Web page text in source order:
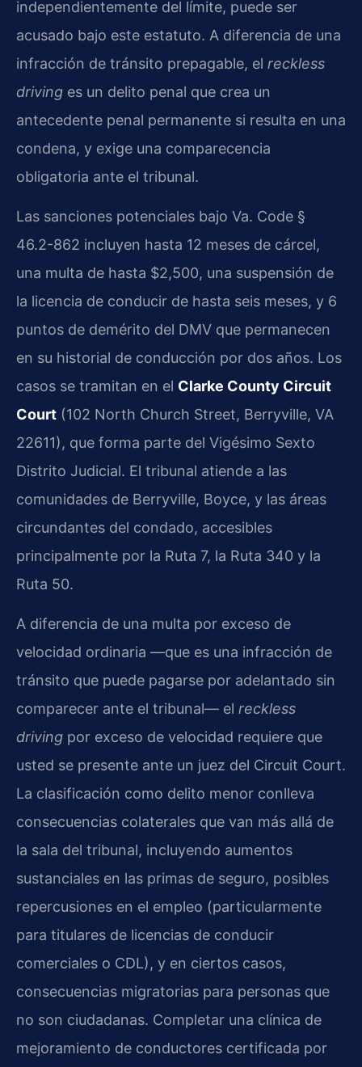
independientemente del límite, puede ser
acusado bajo este estatuto. A diferencia de una
infracción de tránsito prepagable, el reckless
driving es un delito penal que crea un
antecedente penal permanente si resulta en una
condena, y exige una comparecencia
obligatoria ante el tribunal.
Las sanciones potenciales bajo Va. Code §
46.2-862 incluyen hasta 12 meses de cárcel,
una multa de hasta $2,500, una suspensión de
la licencia de conducir de hasta seis meses, y 6
puntos de demérito del DMV que permanecen
en su historial de conducción por dos años. Los
casos se tramitan en el Clarke County Circuit
Court (102 North Church Street, Berryville, VA
22611), que forma parte del Vigésimo Sexto
Distrito Judicial. El tribunal atiende a las
comunidades de Berryville, Boyce, y las áreas
circundantes del condado, accesibles
principalmente por la Ruta 7, la Ruta 340 y la
Ruta 50.
A diferencia de una multa por exceso de
velocidad ordinaria —que es una infracción de
tránsito que puede pagarse por adelantado sin
comparecer ante el tribunal— el reckless
driving por exceso de velocidad requiere que
usted se presente ante un juez del Circuit Court.
La clasificación como delito menor conlleva
consecuencias colaterales que van más allá de
la sala del tribunal, incluyendo aumentos
sustanciales en las primas de seguro, posibles
repercusiones en el empleo (particularmente
para titulares de licencias de conducir
comerciales o CDL), y en ciertos casos,
consecuencias migratorias para personas que
no son ciudadanas. Completar una clínica de
mejoramiento de conductores certificada por